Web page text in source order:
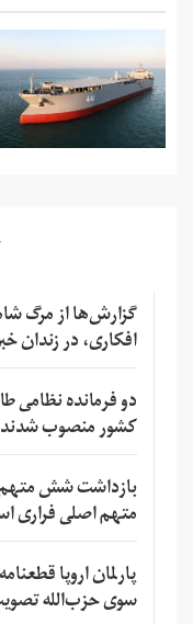
گزارش‌ها از مرگ
افکاری، در زندان
دو فرمانده نظامی
کشور منصوب شدند
بازداشت شش
متهم اصلی فراری
پارلمان اروپا
سوی حزب‌الله